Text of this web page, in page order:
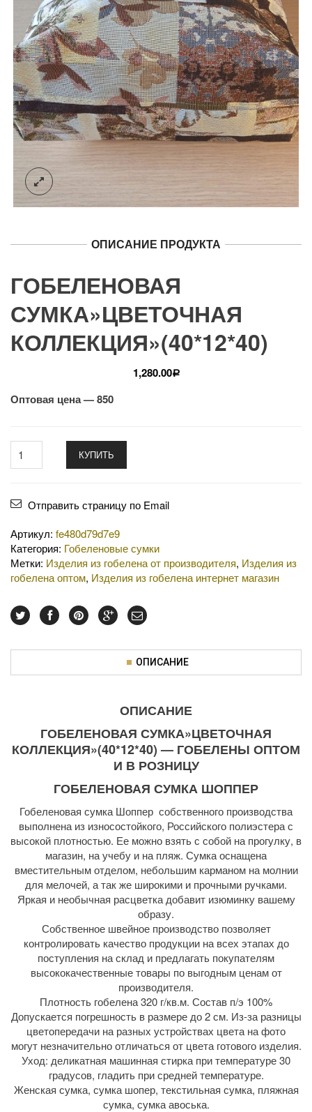
ОПИСАНИЕ ПРОДУКТА
ГОБЕЛЕНОВАЯ
СУМКА»ЦВЕТОЧНАЯ
КОЛЛЕКЦИЯ»(40*12*40)
1,280.00Р
Оптовая цена — 850
КУПИТЬ
Отправить страницу по Email
Артикул: fe480d79d7e9
Категория: Гобеленовые сумки
Метки: Изделия из гобелена от производителя, Изделия из
гобелена оптом, Изделия из гобелена интернет магазин
ОПИСАНИЕ
ОПИСАНИЕ
ГОБЕЛЕНОВАЯ СУМКА»ЦВЕТОЧНАЯ
КОЛЛЕКЦИЯ»(40*12*40) — ГОБЕЛЕНЫ ОПТОМ
И В РОЗНИЦУ
ГОБЕЛЕНОВАЯ СУМКА ШОППЕР
Гобеленовая сумка Шоппер собственного производства
выполнена из износостойкого, Российского полиэстера с
высокой плотностью. Ее можно взять с собой на прогулку, в
магазин, на учебу и на пляж. Сумка оснащена
вместительным отделом, небольшим карманом на молнии
для мелочей, а так же широкими и прочными ручками.
Яркая и необычная расцветка добавит изюминку вашему
образу.
Собственное швейное производство позволяет
контролировать качество продукции на всех этапах до
поступления на склад и предлагать покупателям
высококачественные товары по выгодным ценам от
производителя.
Плотность гобелена 320 г/кв.м. Состав п/э 100%
Допускается погрешность в размере до 2 см. Из-за разницы
цветопередачи на разных устройствах цвета на фото
могут незначительно отличаться от цвета готового изделия.
Уход: деликатная машинная стирка при температуре 30
градусов, гладить при средней температуре.
Женская сумка, сумка шопер, текстильная сумка, пляжная
сумка, сумка авоська.